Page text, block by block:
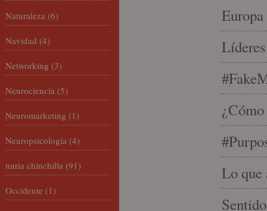
Lo que
Naturaleza (6)
Navidad (4)
Networking (3)
Neurociencia (5)
Neuromarketing (1)
Neuropsicología (4)
nuria chinchilla (91)
Occidente (1)